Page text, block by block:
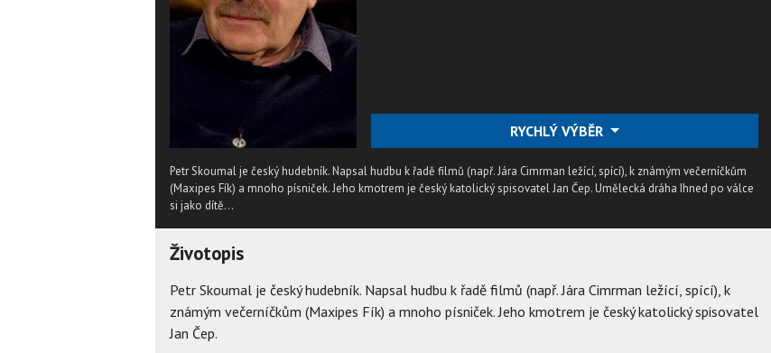
RYCHLÝ VÝBĚR
Petr Skoumal je český hudebník. Napsal hudbu k řadě filmů (např. Jára Cimrman ležící, spící), k známým večerníčkům
(Maxipes Fík) a mnoho písniček. Jeho kmotrem je český katolický spisovatel Jan Čep. Umělecká dráha Ihned po válce
si jako dítě...
Životopis
Petr Skoumal je český hudebník. Napsal hudbu k řadě filmů (např. Jára Cimrman ležící, spící), k
známým večerníčkům (Maxipes Fík) a mnoho písniček. Jeho kmotrem je český katolický spisovatel
Jan Čep.